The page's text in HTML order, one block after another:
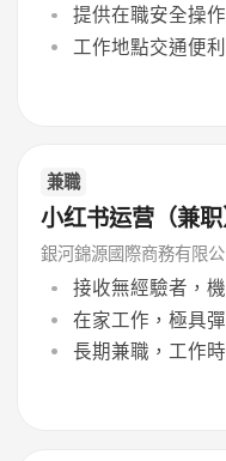
提供在職安全操
工作地點交通便
兼職
小红书运营（兼职
銀河錦源國際商務有限
接收無經驗者，
在家工作，極具
長期兼職，工作